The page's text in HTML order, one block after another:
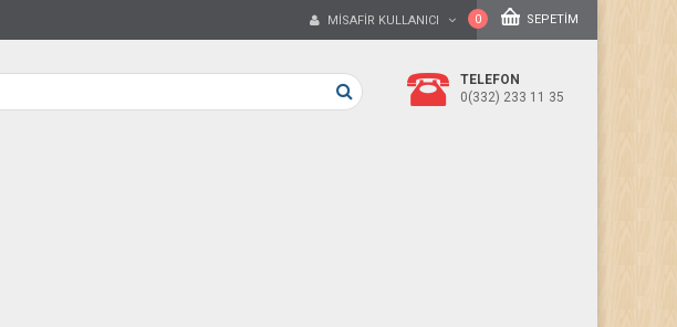
SEPETIM
0
MISAFIR KULLANICI
TELEFON
0(332) 233 11 35